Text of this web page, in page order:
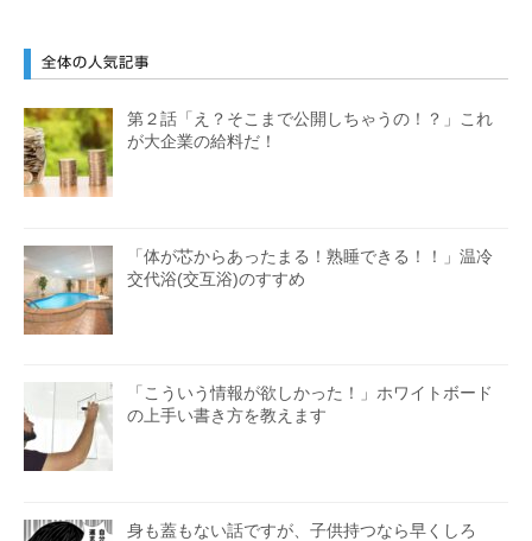
全体の人気記事
第２話「え？そこまで公開しちゃうの！？」これ
が大企業の給料だ！
「体が芯からあったまる！熟睡できる！！」温冷
交代浴(交互浴)のすすめ
「こういう情報が欲しかった！」ホワイトボード
の上手い書き方を教えます
身も蓋もない話ですが、子供持つなら早くしろ